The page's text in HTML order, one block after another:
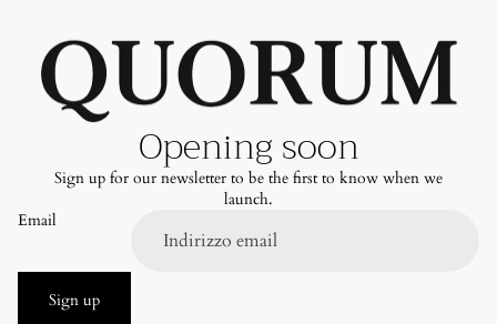
Opening soon
Sign up for our newsletter to be the first to know when we
launch.
Email
Sign up